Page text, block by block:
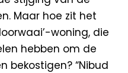
Maar hoe zit het
woning, die
hebben om de
bekostigen? “Nibud